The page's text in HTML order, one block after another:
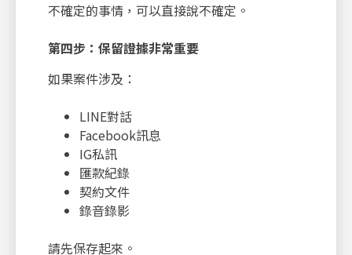
不確定的事情，可以直接說不確定。
第四步：保留證據非常重要
如果案件涉及：
LINE對話
Facebook訊息
IG私訊
匯款紀錄
契約文件
錄音錄影
請先保存起來。